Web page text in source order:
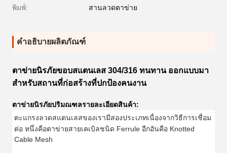
พิมพ์: สานลวดตาข่าย
คำอธิบายผลิตภัณฑ์
ตาข่ายนิรภัยขอบสแตนเลส 304/316 ทนทาน ออกแบบมา
สำหรับสถานที่ก่อสร้างที่ปกป้องคนงาน
ตาข่ายนิรภัยปริมณฑลรายละเอียดสินค้า:
ตะแกรงลวดสแตนเลสของเรามีสองประเภทเนื่องจากวิธีการเชื่อม
ต่อ หนึ่งคือตาข่ายสายเคเบิลชนิด Ferrule อีกอันคือ Knotted
Cable Mesh